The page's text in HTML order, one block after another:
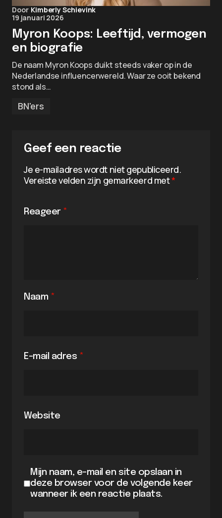
Door Kimberly Schievink
19 januari 2026
Myron Koops: Leeftijd, vermogen
en biografie
De naam Myron Koops duikt steeds vaker op in de
Nederlandse influencerwereld. Waar ze ooit bekend
stond als…
BN'ers
Geef een reactie
Je e-mailadres wordt niet gepubliceerd.
Vereiste velden zijn gemarkeerd met*
Reageer *
Naam *
E-mail adres *
Website
Mijn naam, e-mail en site opslaan in
deze browser voor de volgende keer
wanneer ik een reactie plaats.